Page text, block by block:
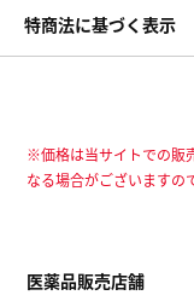
特商法に基づく表示
※価格は当サイトでの販
なる場合がございますの
医薬品販売店舗